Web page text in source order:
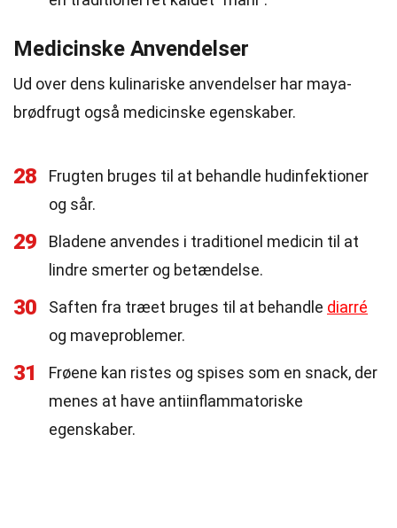
Medicinske Anvendelser
Ud over dens kulinariske anvendelser har maya-
brødfrugt også medicinske egenskaber.
28
Frugten bruges til at behandle hudinfektioner
og sår.
29
Bladene anvendes i traditionel medicin til at
lindre smerter og betændelse.
30 Saften fra træet bruges til at behandle diarré
og maveproblemer.
31
Frøene kan ristes og spises som en snack, der
menes at have antiinflammatoriske
egenskaber.